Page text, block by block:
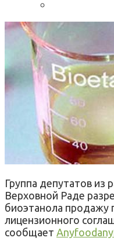
Группа депутатов из
Верховной Раде
биоэтанола продажу
лицензионного
сообщает